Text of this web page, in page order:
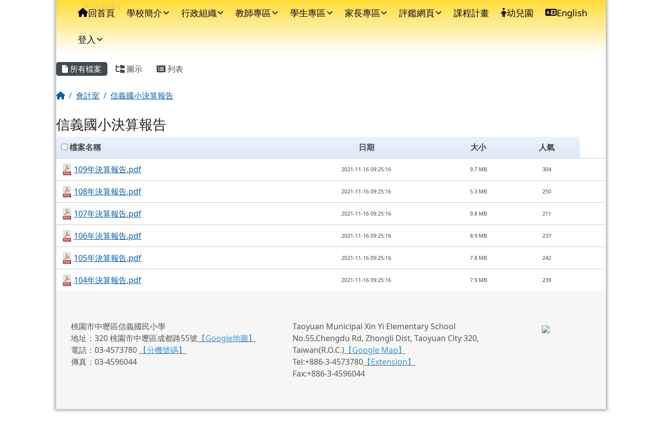
信義國小 ⏸
導覽列
回首頁 學校簡介 行政組織 教師專區 學生專區 家長專區 評鑑網頁 課程計畫 幼兒園 English
登入
主內容區域
所有檔案 圖示 列表
回首頁會計室 信義國小決算報告
信義國小決算報告
clickAll
檔案名稱 日期 大小 人氣
109年決算報告.pdf 2021-11-16 09:25:16 9.7 MB 304
108年決算報告.pdf 2021-11-16 09:25:16 5.3 MB 250
107年決算報告.pdf 2021-11-16 09:25:16 9.8 MB 211
106年決算報告.pdf 2021-11-16 09:25:16 8.9 MB 237
105年決算報告.pdf 2021-11-16 09:25:16 7.8 MB 242
104年決算報告.pdf 2021-11-16 09:25:16 7.9 MB 239
頁尾區域
桃園市中壢區信義國民小學
地址：320 桃園市中壢區成都路55號 【Google地圖】
電話：03-4573780
【分機號碼】
傳真：03-4596044
Taoyuan Municipal Xin Yi Elementary School
No.55,Chengdu Rd, Zhongli Dist, Taoyuan City 320,
Taiwan(R.O.C.) 【Google Map】
Tel:+886-3-4573780 【Extension】
Fax:+886-3-4596044